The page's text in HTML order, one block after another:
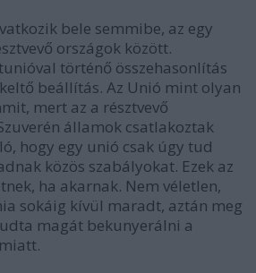
bele semmibe, az egy
országok között.
történő összehasonlítás
beállítás. Az Unió mint olyan
mert az a résztvevő
államok csatlakoztak
hogy egy unió csak úgy tud
közös szabályokat. Ezek az
ha akarnak. Nem véletlen,
sokáig kívül maradt, aztán meg
magát bekunyerálni a